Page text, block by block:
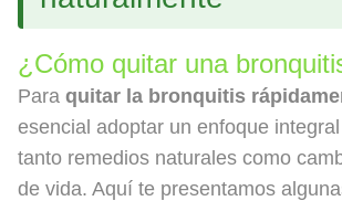
¿Cómo quitar una
Para quitar la bronquitis
esencial adoptar un enfoque
tanto remedios naturales como
de vida. Aquí te presentamos